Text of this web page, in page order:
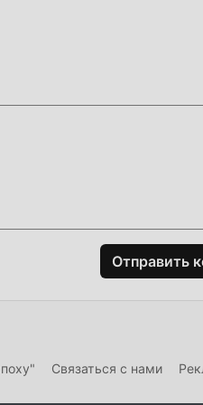
Отправить
Связаться с нами